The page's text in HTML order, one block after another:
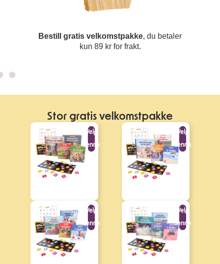
Bestill gratis velkomstpakke, du betaler
kun 89 kr for frakt.
Stor gratis velkomstpakke
Velg
denne
Velg
denne
Velg
denne
Velg
denne